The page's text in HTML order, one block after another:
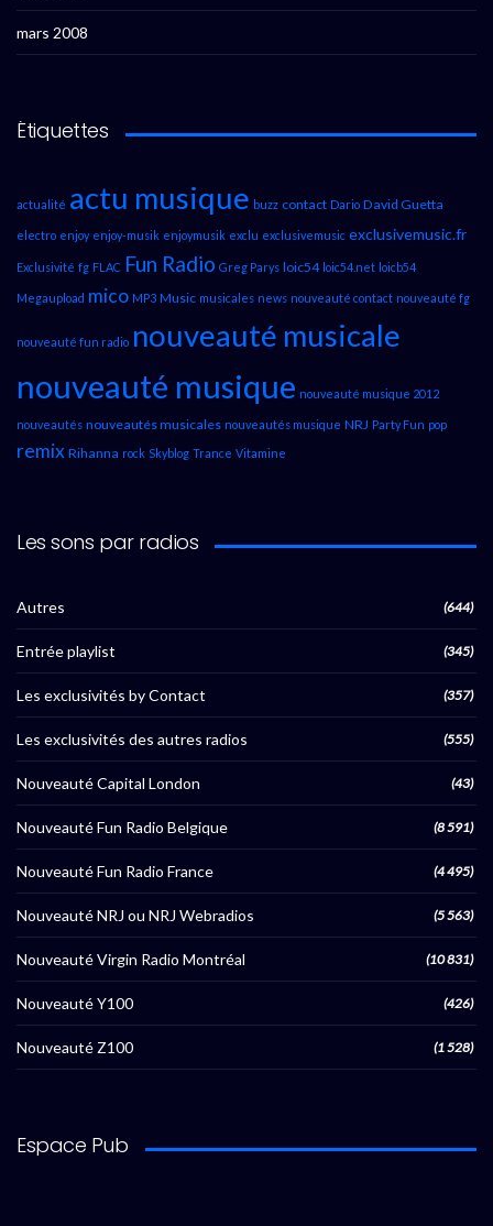
mars 2008
Étiquettes
actualité actu musique buzz contact Dario David Guetta
electro enjoy enjoy-musik enjoymusik exclu exclusivemusic exclusivemusic.fr
Exclusivité fg FLAC Fun Radio Greg Parys loic54 loic54.net loicb54
Megaupload mico MP3 Music musicales news nouveauté contact nouveauté fg
nouveauté fun radio nouveauté musicale
nouveauté musique nouveauté musique 2012
nouveautés nouveautés musicales nouveautés musique NRJ Party Fun pop
remix Rihanna rock Skyblog Trance Vitamine
Les sons par radios
Autres (644)
Entrée playlist (345)
Les exclusivités by Contact (357)
Les exclusivités des autres radios (555)
Nouveauté Capital London (43)
Nouveauté Fun Radio Belgique (8 591)
Nouveauté Fun Radio France (4 495)
Nouveauté NRJ ou NRJ Webradios (5 563)
Nouveauté Virgin Radio Montréal (10 831)
Nouveauté Y100 (426)
Nouveauté Z100 (1 528)
Espace Pub